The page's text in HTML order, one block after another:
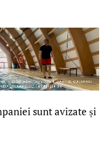
sunt avizate și